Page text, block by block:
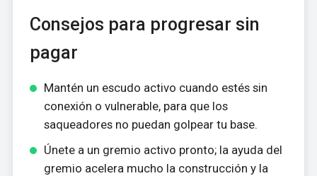
Consejos para progresar sin
pagar
Mantén un escudo activo cuando estés sin
conexión o vulnerable, para que los
saqueadores no puedan golpear tu base.
Únete a un gremio activo pronto; la ayuda del
gremio acelera mucho la construcción y la